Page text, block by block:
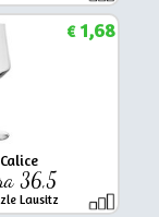
Calice
36,5
Lausitz
€1,68